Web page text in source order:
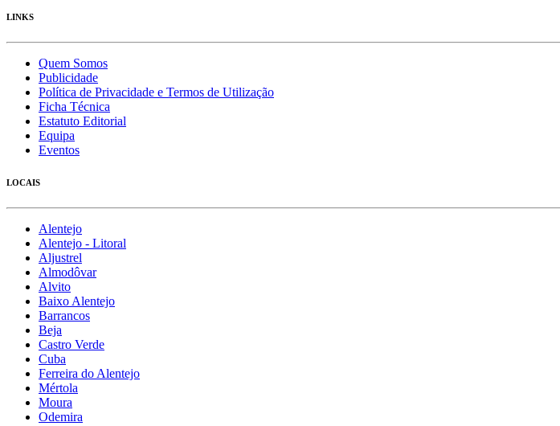
LINKS
Quem Somos
Publicidade
Política de Privacidade e Termos de Utilização
Ficha Técnica
Estatuto Editorial
Equipa
Eventos
LOCAIS
Alentejo
Alentejo - Litoral
Aljustrel
Almodôvar
Alvito
Baixo Alentejo
Barrancos
Beja
Castro Verde
Cuba
Ferreira do Alentejo
Mértola
Moura
Odemira